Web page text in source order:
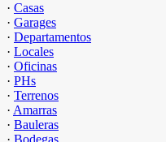
· Casas
· Garages
· Departamentos
· Locales
· Oficinas
· PHs
· Terrenos
· Amarras
· Bauleras